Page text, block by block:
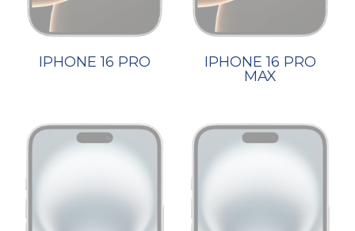
IPHONE 16 PRO
IPHONE 16 PRO
MAX